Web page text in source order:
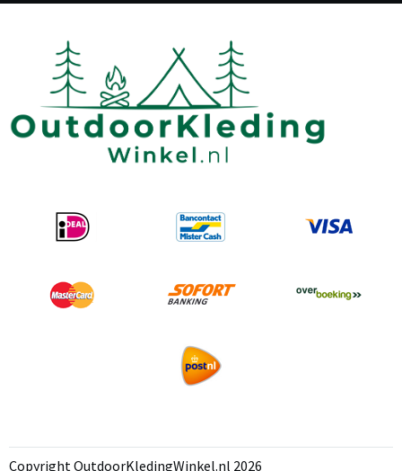
Copyright OutdoorKledingWinkel.nl 2026